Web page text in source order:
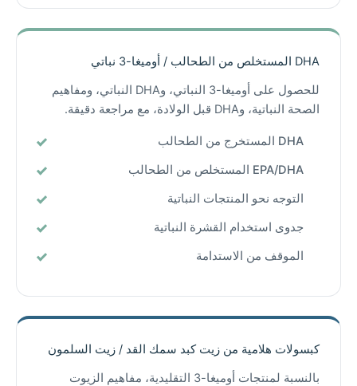
DHA المستخلص من الطحالب / أوميغا-3 نباتي
للحصول على أوميغا-3 النباتي، وDHA النباتي، ومفاهيم
الصحة النباتية، وDHA قبل الولادة، مع مراجعة دقيقة.
DHA المستخرج من الطحالب
EPA/DHA المستخلص من الطحالب
التوجه نحو المنتجات النباتية
جدوى استخدام القشرة النباتية
الموقف من الاستدامة
كبسولات هلامية من زيت كبد سمك القد / زيت السلمون
بالنسبة لمنتجات أوميغا-3 التقليدية، مفاهيم الزيوت